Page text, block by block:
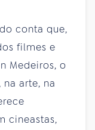
conta que,
filmes e
Medeiros, o
arte, na
cineastas,